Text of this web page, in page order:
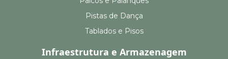
Pistas de Dança
Tablados e Pisos
Infraestrutura e Armazenagem